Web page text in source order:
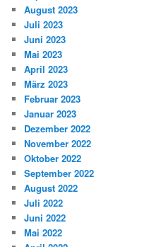
August 2023
Juli 2023
Juni 2023
Mai 2023
April 2023
März 2023
Februar 2023
Januar 2023
Dezember 2022
November 2022
Oktober 2022
September 2022
August 2022
Juli 2022
Juni 2022
Mai 2022